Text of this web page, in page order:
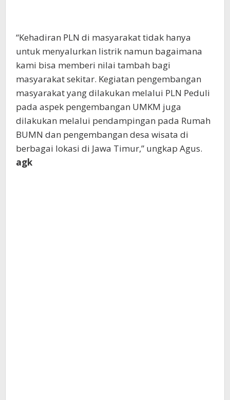
“Kehadiran PLN di masyarakat tidak hanya
untuk menyalurkan listrik namun bagaimana
kami bisa memberi nilai tambah bagi
masyarakat sekitar. Kegiatan pengembangan
masyarakat yang dilakukan melalui PLN Peduli
pada aspek pengembangan UMKM juga
dilakukan melalui pendampingan pada Rumah
BUMN dan pengembangan desa wisata di
berbagai lokasi di Jawa Timur,” ungkap Agus.
agk